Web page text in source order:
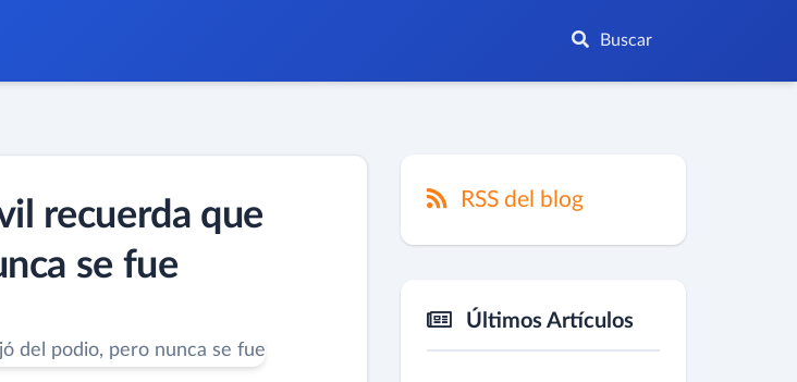
Buscar
recuerda que
se fue
RSS del blog
Últimos Artículos